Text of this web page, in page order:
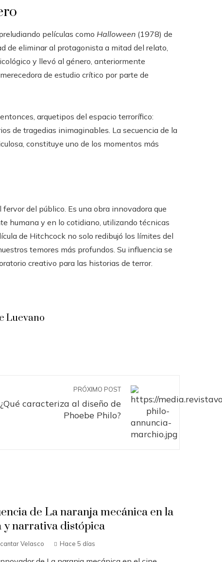
películas como Halloween (1978) de
de eliminar al protagonista a mitad del relato,
y llevó al género, anteriormente
de estudio crítico por parte de
arquetipos del espacio terrorífico:
de tragedias inimaginables. La secuencia de la
constituye uno de los momentos más
del público. Es una obra innovadora que
humana y en lo cotidiano, utilizando técnicas
de Hitchcock no solo redibujó los límites del
temores más profundos. Su influencia se
creativo para las historias de terror.
Luevano
PRÓXIMO POST
¿Qué caracteriza al diseño de
Phoebe Philo?
de La naranja mecánica en la
y narrativa distópica
Velasco Hace 5 días